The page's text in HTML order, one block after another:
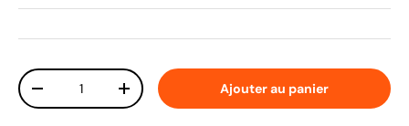
Qté
Diminuer la quantitéAugmenter la quantitéAjouter au panier